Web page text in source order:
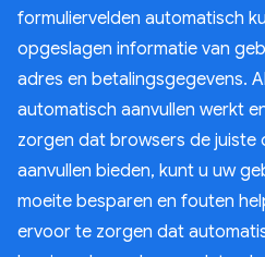
formuliervelden automatisch
opgeslagen informatie van
adres en betalingsgegevens.
automatisch aanvullen werkt
zorgen dat browsers de
aanvullen bieden, kunt u uw
moeite besparen en fouten
ervoor te zorgen dat